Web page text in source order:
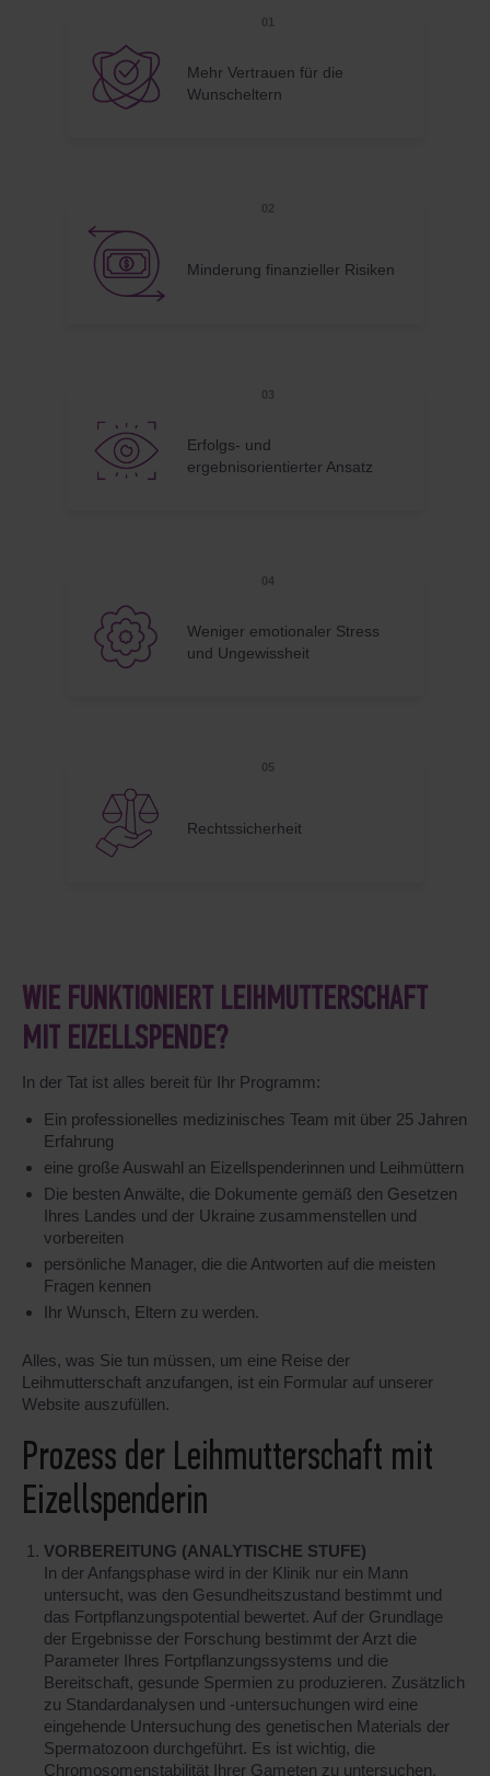
Mehr Vertrauen für die
Wunscheltern
Minderung finanzieller Risiken
Erfolgs- und
ergebnisorientierter Ansatz
Weniger emotionaler Stress
und Ungewissheit
Rechtssicherheit
WIE FUNKTIONIERT LEIHMUTTERSCHAFT
MIT EIZELLSPENDE?
In der Tat ist alles bereit für Ihr Programm:
Ein professionelles medizinisches Team mit über 25 Jahren
Erfahrung
eine große Auswahl an Eizellspenderinnen und Leihmüttern
Die besten Anwälte, die Dokumente gemäß den Gesetzen
Ihres Landes und der Ukraine zusammenstellen und
vorbereiten
persönliche Manager, die die Antworten auf die meisten
Fragen kennen
Ihr Wunsch, Eltern zu werden.
Alles, was Sie tun müssen, um eine Reise der
Leihmutterschaft anzufangen, ist ein Formular auf unserer
Website auszufüllen.
Prozess der Leihmutterschaft mit
Eizellspenderin
VORBEREITUNG (ANALYTISCHE STUFE)
In der Anfangsphase wird in der Klinik nur ein Mann
untersucht, was den Gesundheitszustand bestimmt und
das Fortpflanzungspotential bewertet. Auf der Grundlage
der Ergebnisse der Forschung bestimmt der Arzt die
Parameter Ihres Fortpflanzungssystems und die
Bereitschaft, gesunde Spermien zu produzieren. Zusätzlich
zu Standardanalysen und -untersuchungen wird eine
eingehende Untersuchung des genetischen Materials der
Spermatozoon durchgeführt. Es ist wichtig, die
Chromosomenstabilität Ihrer Gameten zu untersuchen.